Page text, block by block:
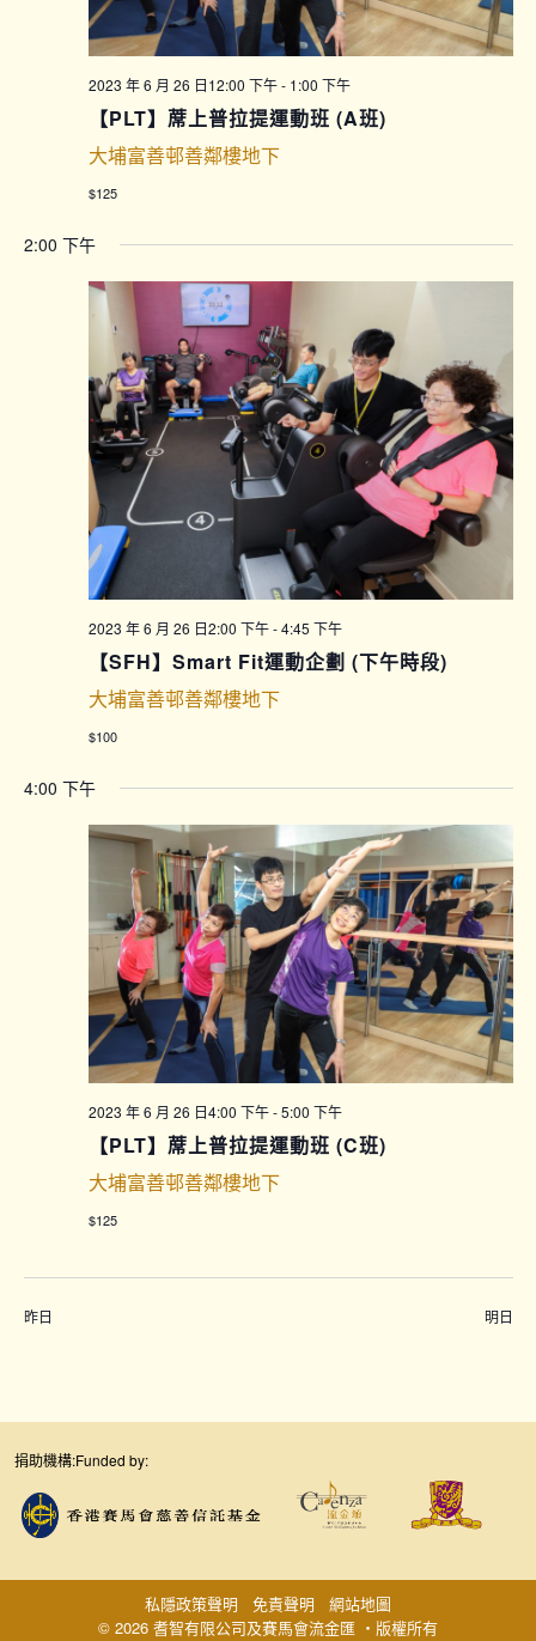
2023 年 6 月 26 日12:00 下午- 1:00 下午
【PLT】蓆上普拉提運動班 (A班)
大埔富善邨善鄰樓地下
$125
2:00 下午
2023 年 6 月 26 日2:00 下午-4:45 下午
【SFH】Smart Fit運動企劃 (下午時段)
大埔富善邨善鄰樓地下
$100
4:00 下午
2023 年 6 月 26 日4:00 下午-5:00 下午
【PLT】蓆上普拉提運動班 (C班)
大埔富善邨善鄰樓地下
$125
昨日 明日
捐助機構:Funded by:
© 2026 耆智有限公司及賽馬會流金匯 ‧版權所有
私隱政策聲明 免責聲明 網站地圖